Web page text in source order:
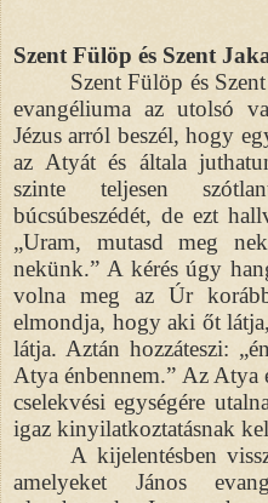
Szent Fülöp és Szent
Szent Fülöp és
evangéliuma az utolsó
Jézus arról beszél, hogy
az Atyát és általa
szinte teljesen
búcsúbeszédét, de ezt
„Uram, mutasd meg
nekünk.” A kérés úgy
volna meg az Úr
elmondja, hogy aki őt
látja. Aztán hozzáteszi:
Atya énbennem.” Az Atya
cselekvési egységére
igaz kinyilatkoztatásnak
A kijelentésben
amelyeket János